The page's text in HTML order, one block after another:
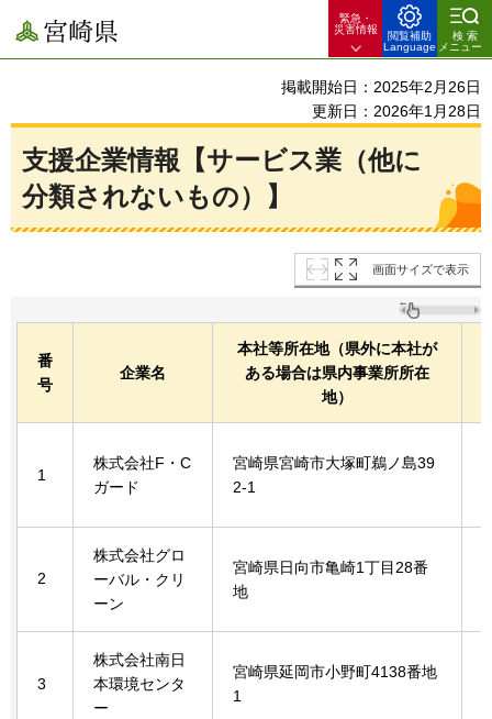
宮崎県
緊急・
災害情報
閲覧補助
Language
検索
メニュー
掲載開始日：2025年2月26日
更新日：2026年1月28日
支援企業情報【サービス業（他に
分類されないもの）】
画面サイズで表示
番
号
企業名
本社等所在地（県外に本社が
ある場合は県内事業所所在
地）
1
株式会社F・C
ガード
宮崎県宮崎市大塚町鵜ノ島39
2-1
2
株式会社グロ
ーバル・クリ
ーン
宮崎県日向市亀崎1丁目28番
地
3
株式会社南日
本環境センタ
ー
宮崎県延岡市小野町4138番地
1